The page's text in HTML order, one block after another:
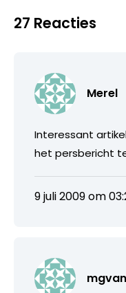
27 Reacties
Merel
Interessant
het persbericht
9 juli 2009 om